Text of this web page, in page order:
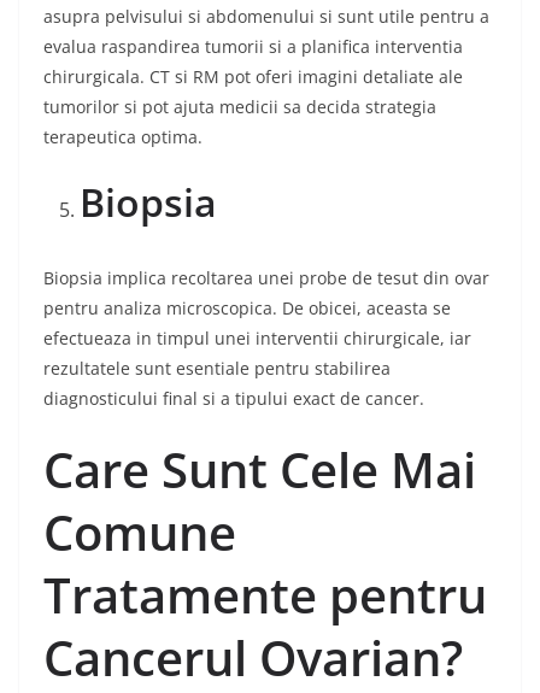
asupra pelvisului si abdomenului si sunt utile pentru a
evalua raspandirea tumorii si a planifica interventia
chirurgicala. CT si RM pot oferi imagini detaliate ale
tumorilor si pot ajuta medicii sa decida strategia
terapeutica optima.
Biopsia
Biopsia implica recoltarea unei probe de tesut din ovar
pentru analiza microscopica. De obicei, aceasta se
efectueaza in timpul unei interventii chirurgicale, iar
rezultatele sunt esentiale pentru stabilirea
diagnosticului final si a tipului exact de cancer.
Care Sunt Cele Mai
Comune
Tratamente pentru
Cancerul Ovarian?